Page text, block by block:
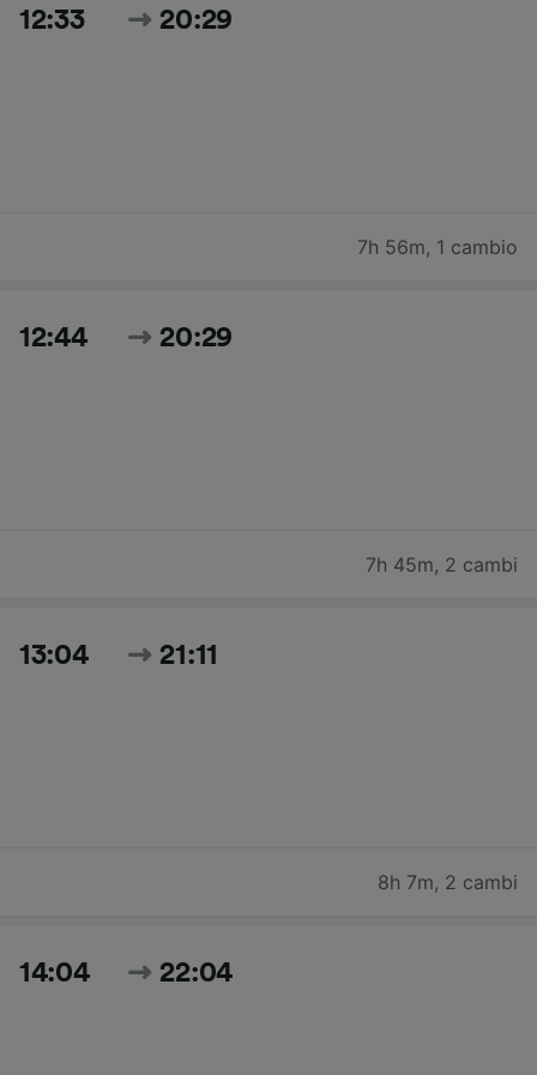
12:33 20:29
7h 56m, 1 cambio
12:44 20:29
7h 45m, 2 cambi
13:04 21:11
8h 7m, 2 cambi
14:04 22:04